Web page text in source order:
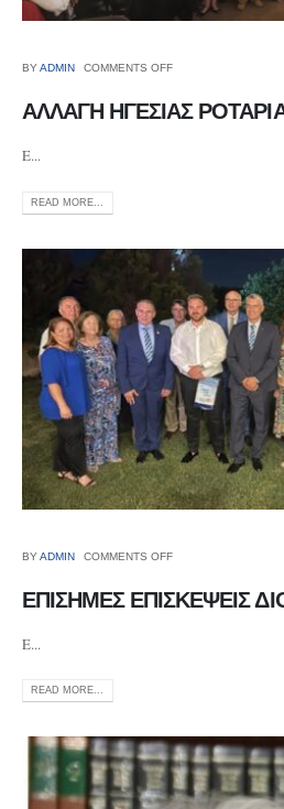
BYADMIN COMMENTS OFF
ΑΛΛΑΓΗ ΗΓΕΣΙΑΣ
E...
READ MORE...
BYADMIN COMMENTS OFF
ΕΠΙΣΗΜΕΣ ΕΠΙΣΚΕΨΕΙΣ
E...
READ MORE...